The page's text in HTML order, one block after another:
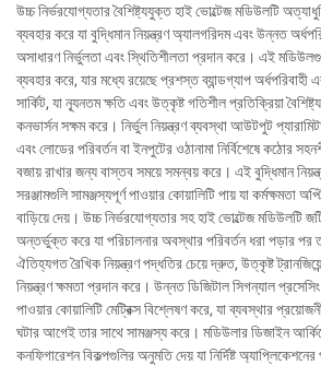
উচ্চ নির্ভরযোগ্যতার বৈশিষ্ট্যযুক্ত হাই ভোল্টেজ মডিউলটি
ব্যবহার করে যা বুদ্ধিমান নিয়ন্ত্রণ অ্যালগরিদম এবং উন্নত
অসাধারণ নির্ভুলতা এবং স্থিতিশীলতা প্রদান করে। এই
ব্যবহার করে, যার মধ্যে রয়েছে প্রশস্ত ব্যান্ডগ্যাপ
সার্কিট, যা ন্যূনতম ক্ষতি এবং উত্কৃষ্ট গতিশীল প্রতিক্রিয়া
কনভার্সন সক্ষম করে। নির্ভুল নিয়ন্ত্রণ ব্যবস্থা আউটপুট
এবং লোডের পরিবর্তন বা ইনপুটের ওঠানামা নির্বিশেষে কঠোর
বজায় রাখার জন্য বাস্তব সময়ে সমন্বয় করে। এই বুদ্ধিমান
সরঞ্জামগুলি সামঞ্জস্যপূর্ণ পাওয়ার কোয়ালিটি পায় যা কর্মক্ষমতা
বাড়িয়ে দেয়। উচ্চ নির্ভরযোগ্যতার সহ হাই ভোল্টেজ মডিউলটি
অন্তর্ভুক্ত করে যা পরিচালনার অবস্থার পরিবর্তন ধরা পড়ার পর
ঐতিহ্যগত রৈখিক নিয়ন্ত্রণ পদ্ধতির চেয়ে দ্রুত, উত্কৃষ্ট
নিয়ন্ত্রণ ক্ষমতা প্রদান করে। উন্নত ডিজিটাল সিগন্যাল
পাওয়ার কোয়ালিটি মেট্রিক্স বিশ্লেষণ করে, যা ব্যবস্থার
ঘটার আগেই তার সাথে সামঞ্জস্য করে। মডিউলার ডিজাইন
কনফিগারেশন বিকল্পগুলির অনুমতি দেয় যা নির্দিষ্ট